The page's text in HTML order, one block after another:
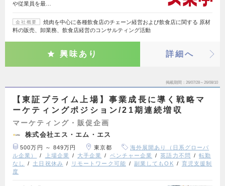
や従業員を最…
会社概要
焼肉を中心に各種飲食店のチェーン経営および飲食店に関する 原材
料の販売、卸業務、飲食店経営のコンサルティング活動
興味あり 詳細へ
掲載期間 26/07/28～26/08/10
【東証プライム上場】事業成長に導く戦略マ
ーケティングポジション/21期連続増収
マーケティング・販促企画
株式会社エス・エム・エス
500万円 ～ 849万円 東京都
海外展開あり（日系グローバ
ル企業）
上場企業 大手企業 ベンチャー企業 英語力不問
転勤
なし
土日祝休み リモートワーク可能 副業してもOK
育児支援制
度